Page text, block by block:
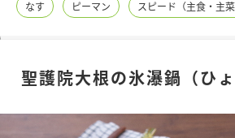
レシピ名特集
商品情報
商品カテゴリ
なす ピーマン スピード（主食・主菜
聖護院大根の氷瀑鍋（ひ